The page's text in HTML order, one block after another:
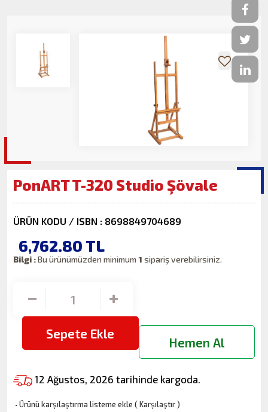
PonART T-320 Studio Şövale
ÜRÜN KODU / ISBN : 8698849704689
6,762.80 TL
Bilgi :Bu ürünümüzden minimum1sipariş verebilirsiniz.
Sepete Ekle
Hemen Al
12 Ağustos, 2026 tarihinde kargoda.
·Ürünü karşılaştırma listeme ekle (Karşılaştır)